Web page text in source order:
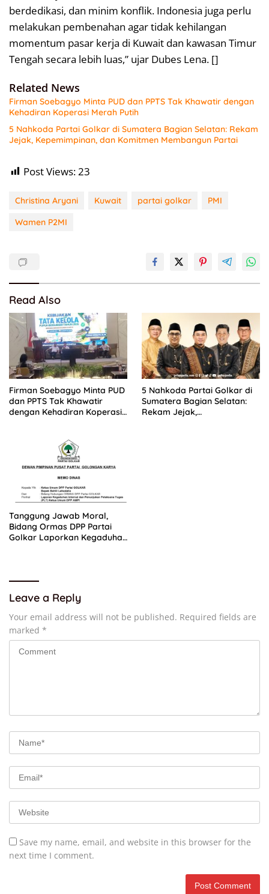
berdedikasi, dan minim konflik. Indonesia juga perlu
melakukan pembenahan agar tidak kehilangan
momentum pasar kerja di Kuwait dan kawasan Timur
Tengah secara lebih luas,” ujar Dubes Lena. []
Related News
Firman Soebagyo Minta PUD dan PPTS Tak Khawatir dengan
Kehadiran Koperasi Merah Putih
5 Nahkoda Partai Golkar di Sumatera Bagian Selatan: Rekam
Jejak, Kepemimpinan, dan Komitmen Membangun Partai
Post Views:23
Christina Aryani Kuwait partai golkar
PMI
Wamen P2MI
Read Also
Firman Soebagyo Minta PUD
dan PPTS Tak Khawatir
dengan Kehadiran Koperasi
5 Nahkoda Partai Golkar di
Sumatera Bagian Selatan:
Rekam Jejak,
Tanggung Jawab Moral,
Bidang Ormas DPP Partai
Golkar Laporkan Kegaduhan
Leave a Reply
Your email address will not be published. Required fields are
marked *
Save my name, email, and website in this browser for the
next time I comment.